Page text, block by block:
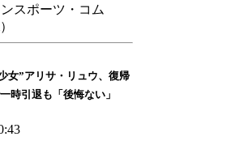
スポーツ・コム
女”アリサ・リュウ、復帰
時引退も「後悔ない」